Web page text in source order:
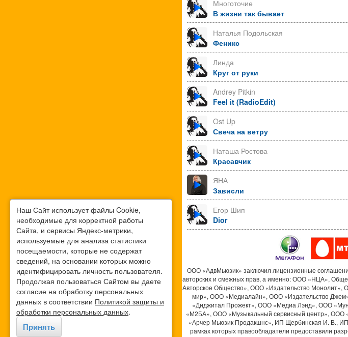
Многоточие
В жизни так бывает
Наталья Подольская
Феникс
Линда
Круг от руки
Andrey Pitkin
Feel it (RadioEdit)
Ost Up
Свеча на ветру
Наташа Ростова
Красавчик
ЯНА
Зависли
Егор Шип
Dior
ООО «АдвМьюзик» заключил лицензионные
авторских и смежных прав, а именно: ООО «НЦА»,
Авторское Общество», ООО «Издательство
мир», ООО «Медиалайн», ООО «Издательство
«Диджитал Прожект», ООО «Медиа Лэнд», ООО
«М2БА», ООО «Музыкальный сервисный центр»,
«Арчер Мьюзик Продакшнс», ИП Щербинская И. В.,
рамках которых правообладатели предоставили
Наш Сайт использует файлы Cookie,
необходимые для корректной работы
Сайта, и сервисы Яндекс-метрики,
используемые для анализа статистики
посещаемости, которые не содержат
сведений, на основании которых можно
идентифицировать личность пользователя.
Продолжая пользоваться Сайтом вы даете
согласие на обработку персональных
данных в соответствии Политикой защиты и
обработки персональных данных.
Принять